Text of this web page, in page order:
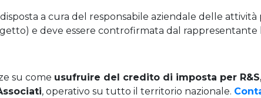
a cura del responsabile aziendale delle
e deve essere controfirmata dal rappresentante
su come usufruire del credito di imposta per
, operativo su tutto il territorio nazionale.